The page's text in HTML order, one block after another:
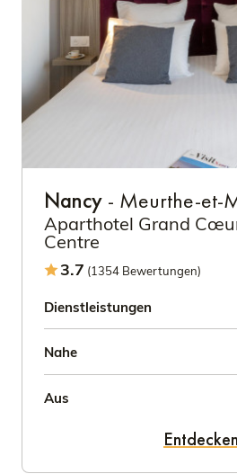
Nancy - Meurthe-et-
Aparthotel Grand
Centre
3.7 (1354 Bewertungen)
Dienstleistungen
Nahe
Aus
Entdecken